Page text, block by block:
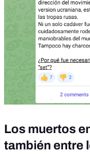
Los muertos
también entre